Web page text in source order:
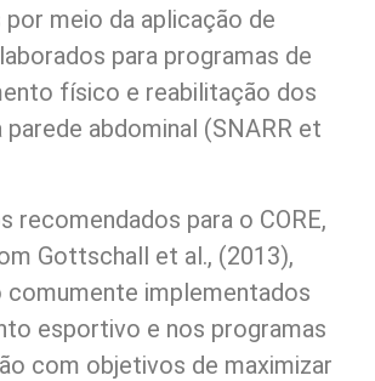
por meio da aplicação de
para programas de
físico e reabilitação dos
abdominal (SNARR et
recomendados para o CORE,
Gottschall et al., (2013),
comumente implementados
esportivo e nos programas
com objetivos de maximizar